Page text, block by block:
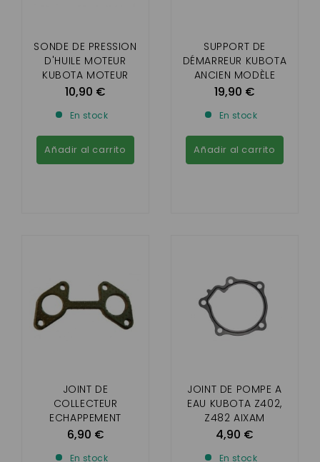
SONDE DE PRESSION
D'HUILE MOTEUR
KUBOTA MOTEUR
Z402 , Z482
10,90 €
En stock
Añadir al carrito
SUPPORT DE
DÉMARREUR KUBOTA
ANCIEN MODÈLE
19,90 €
En stock
Añadir al carrito
JOINT DE
COLLECTEUR
ECHAPPEMENT
MOTEUR KUBOTA
6,90 €
En stock
JOINT DE POMPE A
EAU KUBOTA Z402,
Z482 AIXAM
4,90 €
En stock